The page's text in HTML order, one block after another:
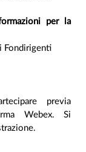
per la
Fondirigenti
previa
Webex. Si